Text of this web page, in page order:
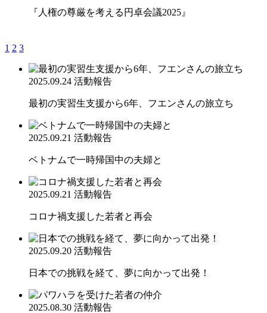
『人権の尊厳を考える円卓会議2025』
1 2 3
2025.09.24 活動報告
最初の実習生支援から6年、フエンさんの旅立ち
2025.09.21 活動報告
ベトナムで一時帰国中の夫婦と
2025.09.21 活動報告
コロナ禍支援した若者と再会
2025.09.20 活動報告
日本での挑戦を経て、夢に向かって出発！
2025.08.30 活動報告